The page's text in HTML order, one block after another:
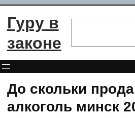
Перейти
Гуру в
законе
До скольки
алкоголь минск